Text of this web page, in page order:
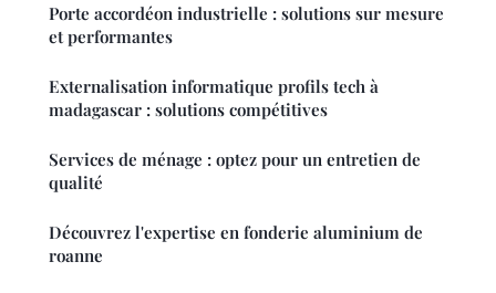
Porte accordéon industrielle : solutions sur mesure
et performantes
Externalisation informatique profils tech à
madagascar : solutions compétitives
Services de ménage : optez pour un entretien de
qualité
Découvrez l'expertise en fonderie aluminium de
roanne